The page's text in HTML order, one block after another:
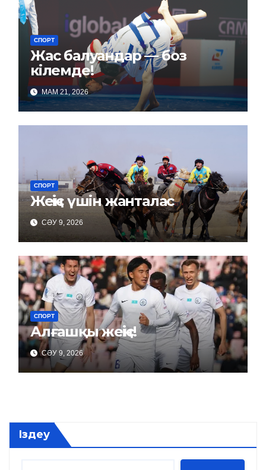
СПОРТ
Жас балуандар — боз
кілемде!
МАМ 21, 2026
СПОРТ
Жеңіс үшін жанталас
СӘУ 9, 2026
СПОРТ
Алғашқы жеңіс!
СӘУ 9, 2026
Іздеу